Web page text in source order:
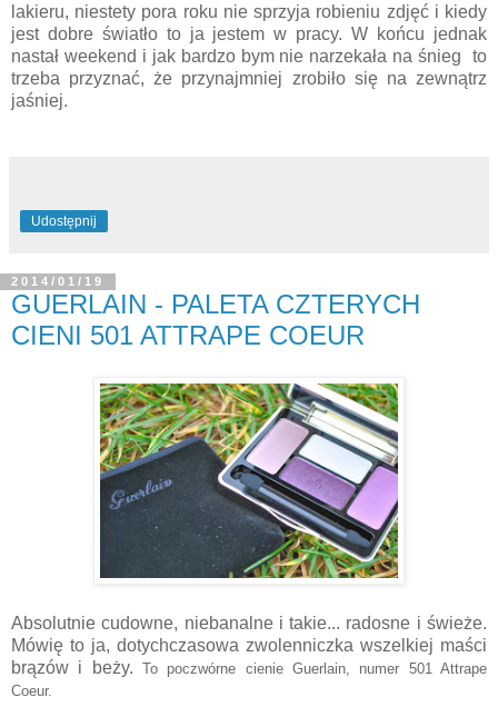
lakieru, niestety pora roku nie sprzyja robieniu zdjęć i kiedy
jest dobre światło to ja jestem w pracy. W końcu jednak
nastał weekend i jak bardzo bym nie narzekała na śnieg to
trzeba przyznać, że przynajmniej zrobiło się na zewnątrz
jaśniej.
Udostępnij
2014/01/19
GUERLAIN - PALETA CZTERYCH
CIENI 501 ATTRAPE COEUR
Absolutnie cudowne, niebanalne i takie... radosne i świeże.
Mówię to ja, dotychczasowa zwolenniczka wszelkiej maści
brązów i beży.
To poczwórne cienie Guerlain, numer 501 Attrape
Coeur.